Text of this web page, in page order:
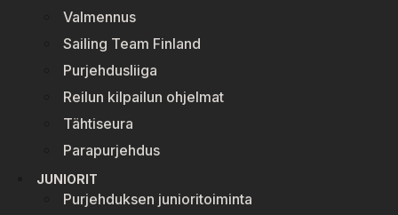
Valmennus
Sailing Team Finland
Purjehdusliiga
Reilun kilpailun ohjelmat
Tähtiseura
Parapurjehdus
JUNIORIT
Purjehduksen junioritoiminta